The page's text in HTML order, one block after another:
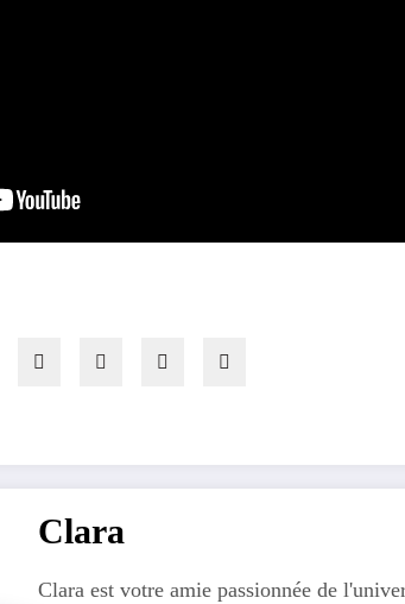
Clara
Clara est votre amie passionnée de